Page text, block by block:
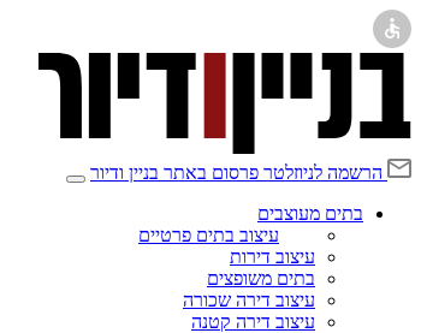
הרשמה לניוזלטר פרסום באתר בניין ודיור
בתים מעוצבים
עיצוב בתים פרטיים
עיצוב דירות
בתים משופצים
עיצוב דירה שכורה
עיצוב דירה קטנה